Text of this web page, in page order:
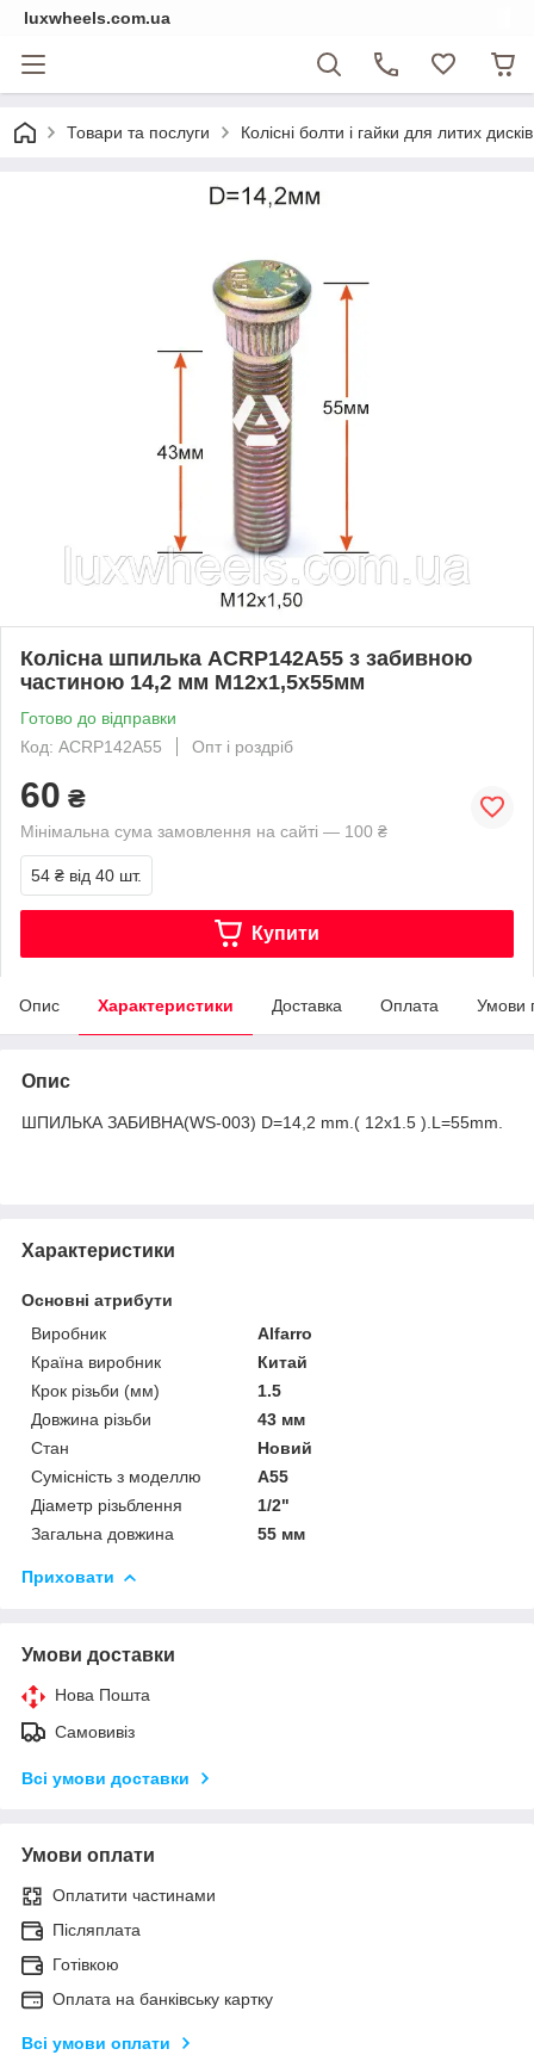
luxwheels.com.ua
Товари та послуги Колісні болти і гайки для литих
Колісна шпилька ACRP142A55 з забивною
частиною 14,2 мм М12х1,5х55мм
Готово до відправки
Код: ACRP142A55
Опт і роздріб
60 ₴
Мінімальна сума замовлення на сайті — 100 ₴
54 ₴ від 40 шт.
Купити
Опис Характеристики Доставка Оплата Умови
Опис
ШПИЛЬКА ЗАБИВНА(WS-003) D=14,2 mm.( 12х1.5 ).L=55mm.
Характеристики
Основні атрибути
Виробник
Alfarro
Країна виробник
Китай
Крок різьби (мм)
1.5
Довжина різьби
43 мм
Стан
Новий
Сумісність з моделлю
A55
Діаметр різьблення
1/2"
Загальна довжина
55 мм
Приховати
Умови доставки
Нова Пошта
Самовивіз
Всі умови доставки
Умови оплати
Оплатити частинами
Післяплата
Готівкою
Оплата на банківську картку
Всі умови оплати